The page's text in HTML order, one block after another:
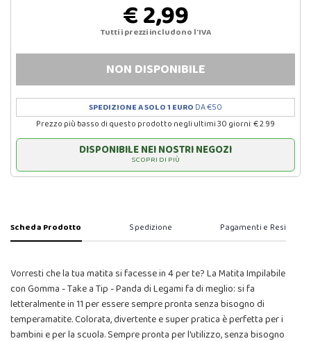
€ 2,99
Tutti i prezzi includono l'IVA
NON DISPONIBILE
SPEDIZIONE A SOLO 1 EURO DA €50
Prezzo più basso di questo prodotto negli ultimi 30 giorni: € 2.99
DISPONIBILE NEI NOSTRI NEGOZI
SCOPRI DI PIÙ
Scheda Prodotto Spedizione Pagamenti e Resi
Vorresti che la tua matita si facesse in 4 per te? La Matita Impilabile
con Gomma - Take a Tip - Panda di Legami fa di meglio: si fa
letteralmente in 11 per essere sempre pronta senza bisogno di
temperamatite. Colorata, divertente e super pratica è perfetta per i
bambini e per la scuola. Sempre pronta per l'utilizzo, senza bisogno